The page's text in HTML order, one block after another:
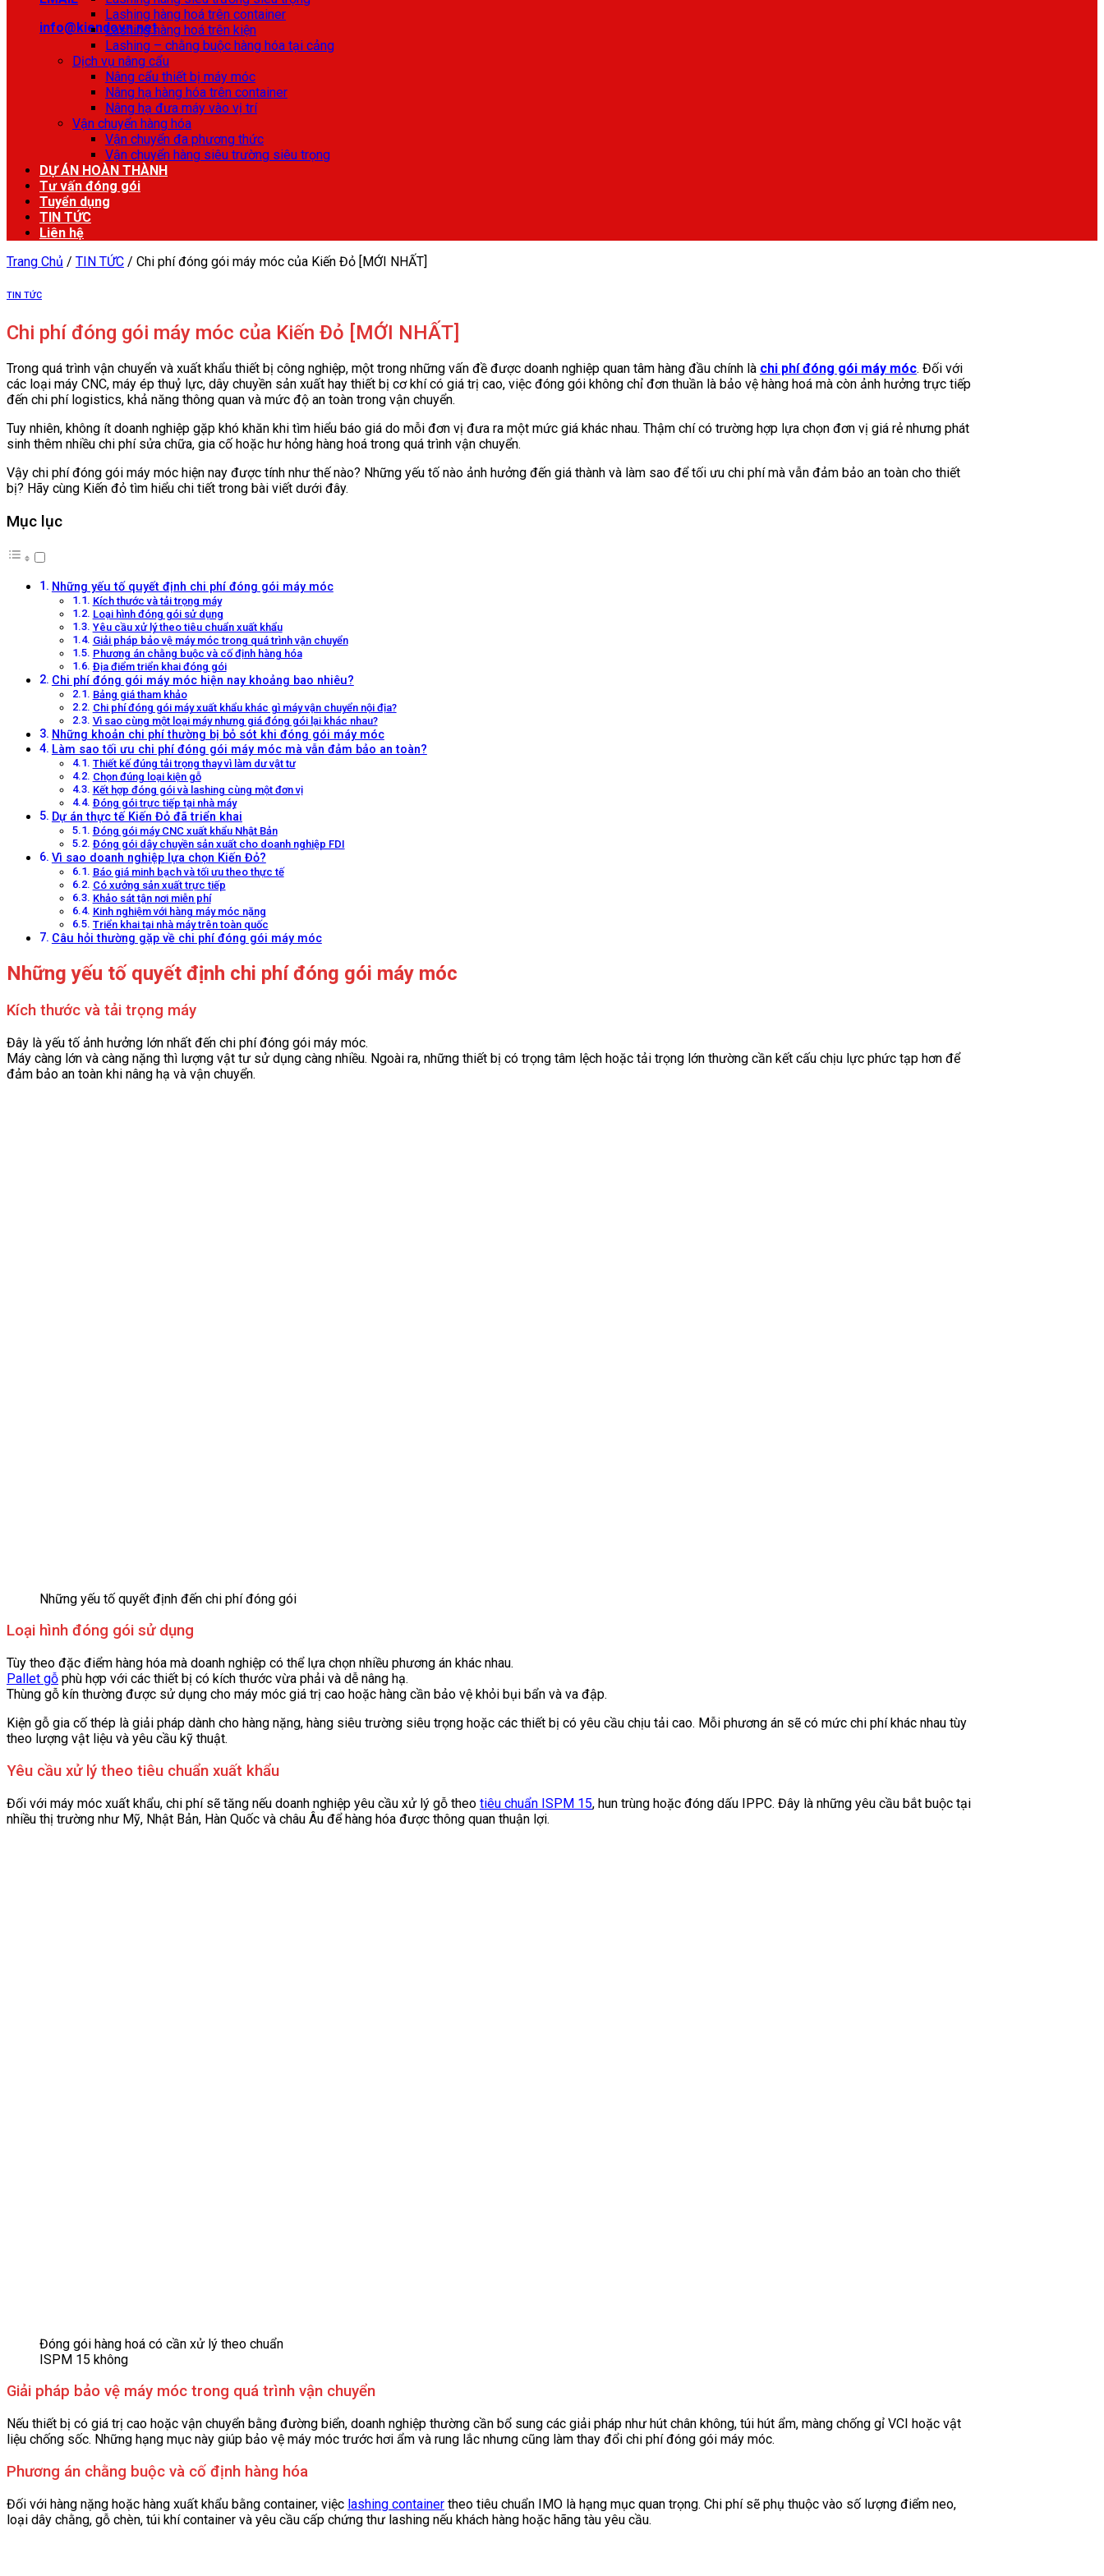
info@kiendovn.net
Lashing hàng hoá trên container
Lashing hàng hoá trên kiện
Lashing – chằng buộc hàng hóa tại cảng
Dịch vụ nâng cẩu
Nâng cẩu thiết bị máy móc
Nâng hạ hàng hóa trên container
Nâng hạ đưa máy vào vị trí
Vận chuyển hàng hóa
Vận chuyển đa phương thức
Vận chuyển hàng siêu trường siêu trọng
DỰ ÁN HOÀN THÀNH
Tư vấn đóng gói
Tuyển dụng
TIN TỨC
Liên hệ
Trang Chủ / TIN TỨC / Chi phí đóng gói máy móc của Kiến Đỏ [MỚI NHẤT]
TIN TỨC
Chi phí đóng gói máy móc của Kiến Đỏ [MỚI NHẤT]
Trong quá trình vận chuyển và xuất khẩu thiết bị công nghiệp, một trong những vấn đề được doanh nghiệp quan tâm hàng đầu chính là chi phí đóng gói máy móc. Đối với
các loại máy CNC, máy ép thuỷ lực, dây chuyền sản xuất hay thiết bị cơ khí có giá trị cao, việc đóng gói không chỉ đơn thuần là bảo vệ hàng hoá mà còn ảnh hưởng trực tiếp
đến chi phí logistics, khả năng thông quan và mức độ an toàn trong vận chuyển.
Tuy nhiên, không ít doanh nghiệp gặp khó khăn khi tìm hiểu báo giá do mỗi đơn vị đưa ra một mức giá khác nhau. Thậm chí có trường hợp lựa chọn đơn vị giá rẻ nhưng phát
sinh thêm nhiều chi phí sửa chữa, gia cố hoặc hư hỏng hàng hoá trong quá trình vận chuyển.
Vậy chi phí đóng gói máy móc hiện nay được tính như thế nào? Những yếu tố nào ảnh hưởng đến giá thành và làm sao để tối ưu chi phí mà vẫn đảm bảo an toàn cho thiết
bị? Hãy cùng Kiến đỏ tìm hiểu chi tiết trong bài viết dưới đây.
Mục lục
Những yếu tố quyết định chi phí đóng gói máy móc
Kích thước và tải trọng máy
Loại hình đóng gói sử dụng
Yêu cầu xử lý theo tiêu chuẩn xuất khẩu
Giải pháp bảo vệ máy móc trong quá trình vận chuyển
Phương án chằng buộc và cố định hàng hóa
Địa điểm triển khai đóng gói
Chi phí đóng gói máy móc hiện nay khoảng bao nhiêu?
Bảng giá tham khảo
Chi phí đóng gói máy xuất khẩu khác gì máy vận chuyển nội địa?
Vì sao cùng một loại máy nhưng giá đóng gói lại khác nhau?
Những khoản chi phí thường bị bỏ sót khi đóng gói máy móc
Làm sao tối ưu chi phí đóng gói máy móc mà vẫn đảm bảo an toàn?
Thiết kế đúng tải trọng thay vì làm dư vật tư
Chọn đúng loại kiện gỗ
Kết hợp đóng gói và lashing cùng một đơn vị
Đóng gói trực tiếp tại nhà máy
Dự án thực tế Kiến Đỏ đã triển khai
Đóng gói máy CNC xuất khẩu Nhật Bản
Đóng gói dây chuyền sản xuất cho doanh nghiệp FDI
Vì sao doanh nghiệp lựa chọn Kiến Đỏ?
Báo giá minh bạch và tối ưu theo thực tế
Có xưởng sản xuất trực tiếp
Khảo sát tận nơi miễn phí
Kinh nghiệm với hàng máy móc nặng
Triển khai tại nhà máy trên toàn quốc
Câu hỏi thường gặp về chi phí đóng gói máy móc
Những yếu tố quyết định chi phí đóng gói máy móc
Kích thước và tải trọng máy
Đây là yếu tố ảnh hưởng lớn nhất đến chi phí đóng gói máy móc.
Máy càng lớn và càng nặng thì lượng vật tư sử dụng càng nhiều. Ngoài ra, những thiết bị có trọng tâm lệch hoặc tải trọng lớn thường cần kết cấu chịu lực phức tạp hơn để
đảm bảo an toàn khi nâng hạ và vận chuyển.
Những yếu tố quyết định đến chi phí đóng gói
Loại hình đóng gói sử dụng
Tùy theo đặc điểm hàng hóa mà doanh nghiệp có thể lựa chọn nhiều phương án khác nhau.
Pallet gỗ phù hợp với các thiết bị có kích thước vừa phải và dễ nâng hạ.
Thùng gỗ kín thường được sử dụng cho máy móc giá trị cao hoặc hàng cần bảo vệ khỏi bụi bẩn và va đập.
Kiện gỗ gia cố thép là giải pháp dành cho hàng nặng, hàng siêu trường siêu trọng hoặc các thiết bị có yêu cầu chịu tải cao. Mỗi phương án sẽ có mức chi phí khác nhau tùy
theo lượng vật liệu và yêu cầu kỹ thuật.
Yêu cầu xử lý theo tiêu chuẩn xuất khẩu
Đối với máy móc xuất khẩu, chi phí sẽ tăng nếu doanh nghiệp yêu cầu xử lý gỗ theo tiêu chuẩn ISPM 15, hun trùng hoặc đóng dấu IPPC. Đây là những yêu cầu bắt buộc tại
nhiều thị trường như Mỹ, Nhật Bản, Hàn Quốc và châu Âu để hàng hóa được thông quan thuận lợi.
Đóng gói hàng hoá có cần xử lý theo chuẩn
ISPM 15 không
Giải pháp bảo vệ máy móc trong quá trình vận chuyển
Nếu thiết bị có giá trị cao hoặc vận chuyển bằng đường biển, doanh nghiệp thường cần bổ sung các giải pháp như hút chân không, túi hút ẩm, màng chống gỉ VCI hoặc vật
liệu chống sốc. Những hạng mục này giúp bảo vệ máy móc trước hơi ẩm và rung lắc nhưng cũng làm thay đổi chi phí đóng gói máy móc.
Phương án chằng buộc và cố định hàng hóa
Đối với hàng nặng hoặc hàng xuất khẩu bằng container, việc lashing container theo tiêu chuẩn IMO là hạng mục quan trọng. Chi phí sẽ phụ thuộc vào số lượng điểm neo,
loại dây chằng, gỗ chèn, túi khí container và yêu cầu cấp chứng thư lashing nếu khách hàng hoặc hãng tàu yêu cầu.